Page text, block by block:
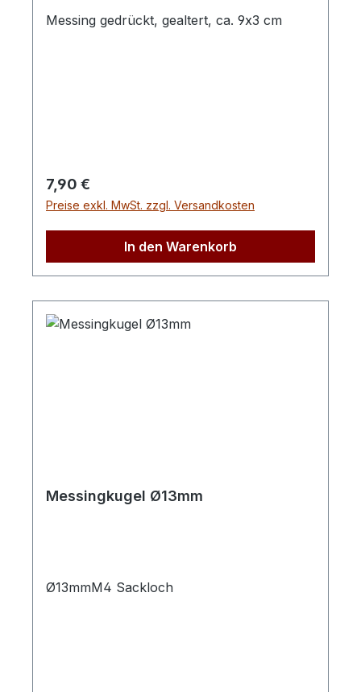
Messing gedrückt, gealtert, ca. 9x3 cm
Regulärer Preis:
7,90 €
Preise exkl. MwSt. zzgl. Versandkosten
In den Warenkorb
Messingkugel Ø13mm
Ø13mmM4 Sackloch